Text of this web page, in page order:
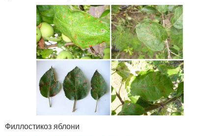
Филлостикоз яблони